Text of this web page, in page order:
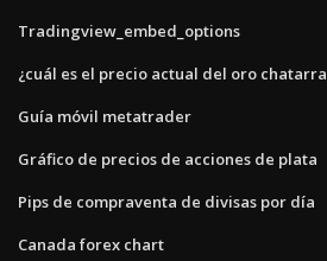
Tradingview_embed_options
¿cuál es el precio actual del oro chatarra_
Guía móvil metatrader
Gráfico de precios de acciones de plata
Pips de compraventa de divisas por día
Canada forex chart